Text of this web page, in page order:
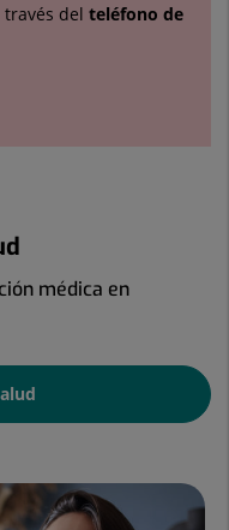
través del teléfono de
médica en